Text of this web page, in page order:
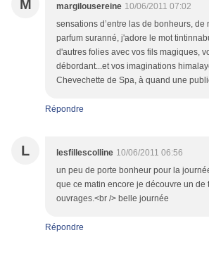
M margilousereine 10/06/2011 07:02
sensations d’entre las de bonheurs, de
parfum suranné, j'adore le mot
d'autres folies avec vos fils magiques,
débordant...et vos imaginations
Chevechette de Spa, à quand une
Répondre
L lesfillescolline 10/06/2011 06:56
un peu de porte bonheur pour la
que ce matin encore je découvre un de
ouvrages.<br /> belle journée
Répondre